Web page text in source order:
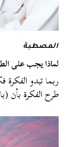
المصطبة
لماذا يجب على
ربما تبدو
طرح الفكرة بأن